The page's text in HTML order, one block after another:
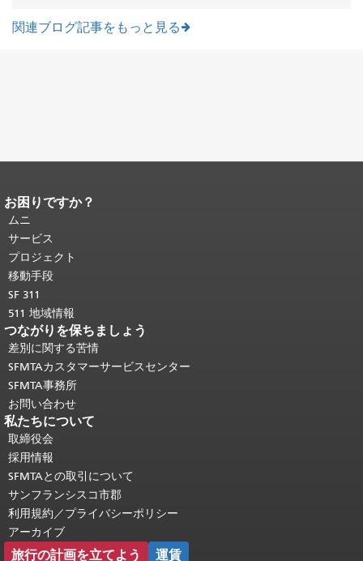
関連ブログ記事をもっと見る
ページコンテンツの終わり。
ジの残りの部分はすべてのページで繰
り返されます。
頭に戻る。
お困りですか？
ムニ
サービス
プロジェクト
移動手段
SF 311
511 地域情報
つながりを保ちましょう
差別に関する苦情
SFMTAカスタマーサービスセンター
SFMTA事務所
お問い合わせ
私たちについて
取締役会
採用情報
SFMTAとの取引について
サンフランシスコ市郡
利用規約／プライバシーポリシー
アーカイブ
旅行の計画を立てよう 運賃